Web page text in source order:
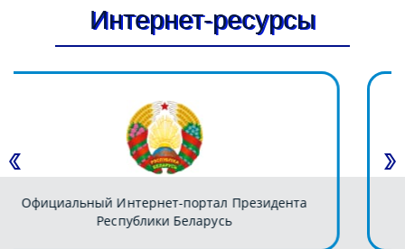
Интернет-ресурсы
Министерство юстиции Республики